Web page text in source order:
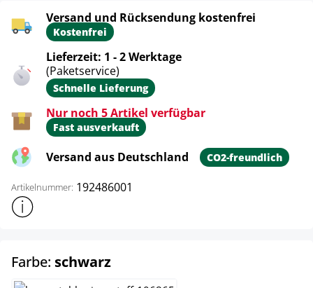
Versand und Rücksendung kostenfrei
Kostenfrei
Lieferzeit: 1 - 2 Werktage
(Paketservice)
Schnelle Lieferung
Nur noch 5 Artikel verfügbar
Fast ausverkauft
Versand aus Deutschland CO2-freundlich
Artikelnummer: 192486001
Weitere Produktinformationen anzeigen
Farbe: schwarzauswählen